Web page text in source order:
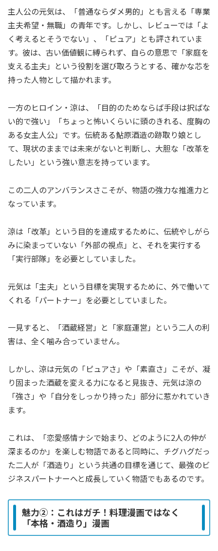
主人公の元気は、「普通ならダメ男的」とも言える「専業
主夫希望・無職」の青年です。しかし、レビューでは「よ
く考えるとそうでない」、「ピュア」とも評されていま
す。彼は、古い価値観に縛られず、自らの意思で「家庭を
支える主夫」という役割を選び取ろうとする、確かな芯を
持った人物として描かれます。
一方のヒロイン・涼は、「目的のためならば手段は択ばな
い的で強い」「ちょっと怖いくらいに頭のきれる、度胸の
ある女主人公」です。伝統ある鮎原酒造の跡取り娘とし
て、現状のままでは未来がないと判断し、大胆な「改革を
したい」という強い意志を持っています。
この二人のアンバランスさこそが、物語の強力な推進力と
なっています。
涼は「改革」という目的を達成するために、伝統やしがら
みに染まっていない「外部の視点」と、それを実行する
「実行部隊」を必要としていました。
元気は「主夫」という目標を実現するために、外で働いて
くれる「パートナー」を必要としていました。
一見すると、「酒蔵経営」と「家庭運営」という二人の利
害は、全く噛み合っていません。
しかし、涼は元気の「ピュアさ」や「素直さ」こそが、凝
り固まった酒蔵を変える力になると見抜き、元気は涼の
「強さ」や「自分をしっかり持った」部分に惹かれていき
ます。
これは、「恋愛感情ナシで始まり、どのように2人の仲が
深まるのか」を楽しむ物語であると同時に、チグハグだっ
た二人が「酒造り」という共通の目標を通じて、最強のビ
ジネスパートナーへと成長していく物語でもあるのです。
魅力②：これはガチ！料理漫画ではなく
「本格・酒造り」漫画